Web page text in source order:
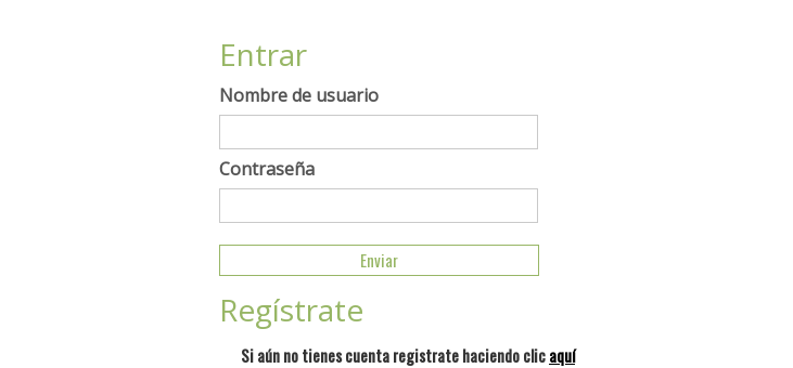
Entrar
Nombre de usuario
Contraseña
Regístrate
Si aún no tienes cuenta registrate haciendo clicaquí